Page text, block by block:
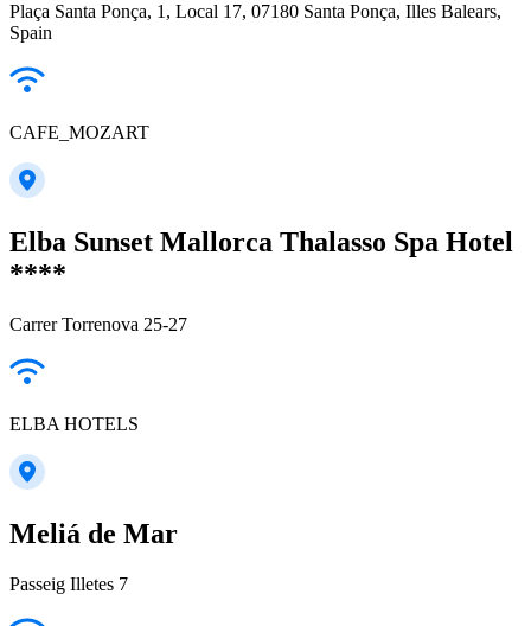
Plaça Santa Ponça, 1, Local 17, 07180 Santa Ponça, Illes Balears,
Spain
CAFE_MOZART
Elba Sunset Mallorca Thalasso Spa Hotel
****
Carrer Torrenova 25-27
ELBA HOTELS
Meliá de Mar
Passeig Illetes 7